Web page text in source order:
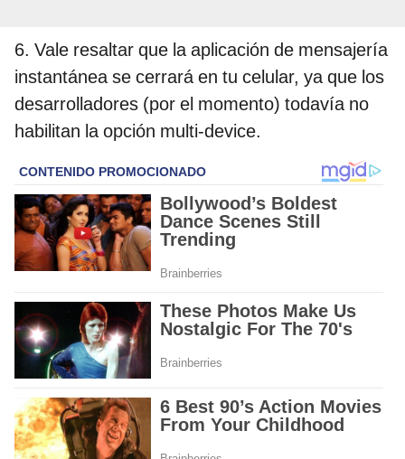
6. Vale resaltar que la aplicación de mensajería
instantánea se cerrará en tu celular, ya que los
desarrolladores (por el momento) todavía no
habilitan la opción multi-device.